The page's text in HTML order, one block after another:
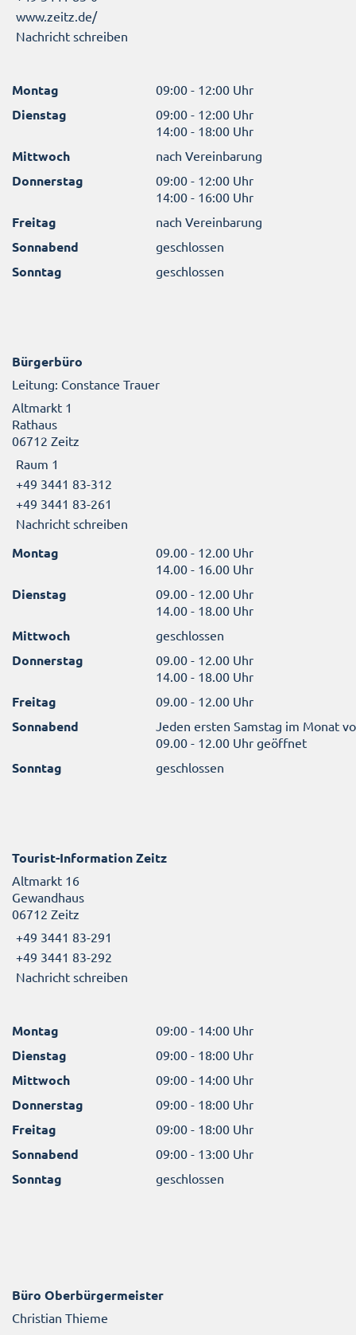
www.zeitz.de/
Nachricht schreiben
Montag 09:00 - 12:00 Uhr
Dienstag
09:00 - 12:00 Uhr
14:00 - 18:00 Uhr
Mittwoch nach Vereinbarung
Donnerstag
09:00 - 12:00 Uhr
14:00 - 16:00 Uhr
Freitag nach Vereinbarung
Sonnabend geschlossen
Sonntag geschlossen
Bürgerbüro
Leitung: Constance Trauer
Altmarkt 1
Rathaus
06712 Zeitz
Raum 1
+49 3441 83-312
+49 3441 83-261
Nachricht schreiben
Montag
09.00 - 12.00 Uhr
14.00 - 16.00 Uhr
Dienstag
09.00 - 12.00 Uhr
14.00 - 18.00 Uhr
Mittwoch geschlossen
Donnerstag
09.00 - 12.00 Uhr
14.00 - 18.00 Uhr
Freitag 09.00 - 12.00 Uhr
Sonnabend
Jeden ersten Samstag im Monat
09.00 - 12.00 Uhr geöffnet
Sonntag geschlossen
Tourist-Information Zeitz
Altmarkt 16
Gewandhaus
06712 Zeitz
+49 3441 83-291
+49 3441 83-292
Nachricht schreiben
Montag 09:00 - 14:00 Uhr
Dienstag 09:00 - 18:00 Uhr
Mittwoch 09:00 - 14:00 Uhr
Donnerstag 09:00 - 18:00 Uhr
Freitag 09:00 - 18:00 Uhr
Sonnabend 09:00 - 13:00 Uhr
Sonntag geschlossen
Büro Oberbürgermeister
Christian Thieme